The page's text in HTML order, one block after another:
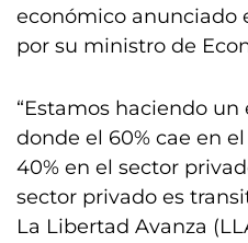
económico anunciado
por su ministro de
“Estamos haciendo un
donde el 60% cae en
40% en el sector
sector privado es
La Libertad Avanza